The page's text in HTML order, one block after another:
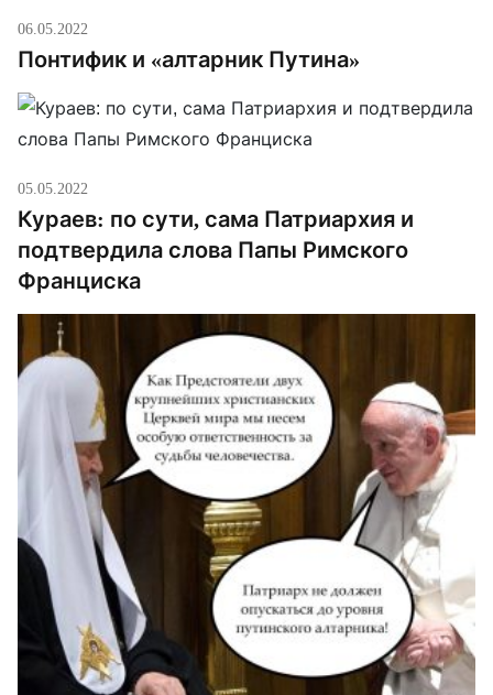
06.05.2022
Понтифик и «алтарник Путина»
05.05.2022
Кураев: по сути, сама Патриархия и
подтвердила слова Папы Римского
Франциска